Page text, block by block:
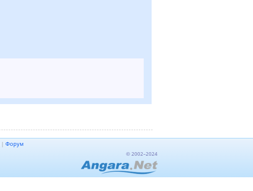
| Форум
© 2002–2024